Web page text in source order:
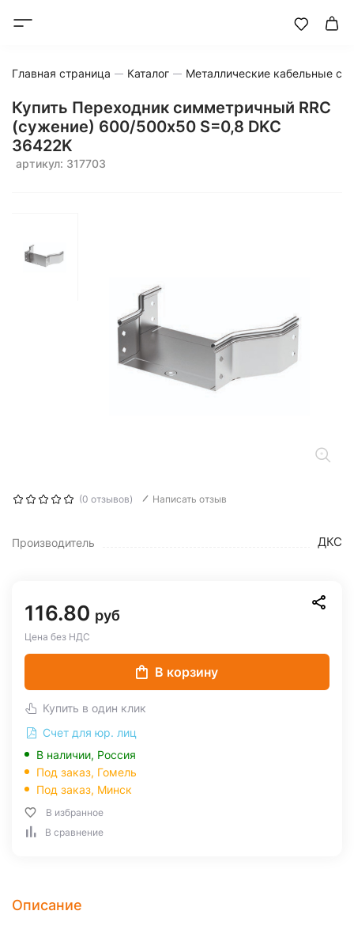
Главная страница Каталог Металлические кабельные
Купить Переходник симметричный RRC
(сужение) 600/500х50 S=0,8 DKC
36422K
артикул: 317703
(0 отзывов) Написать отзыв
Производитель ДКС
116.80 руб
Цена без НДС
В корзину
Купить в один клик
Счет для юр. лиц
В наличии, Россия
Под заказ, Гомель
Под заказ, Минск
В избранное
В сравнение
Описание